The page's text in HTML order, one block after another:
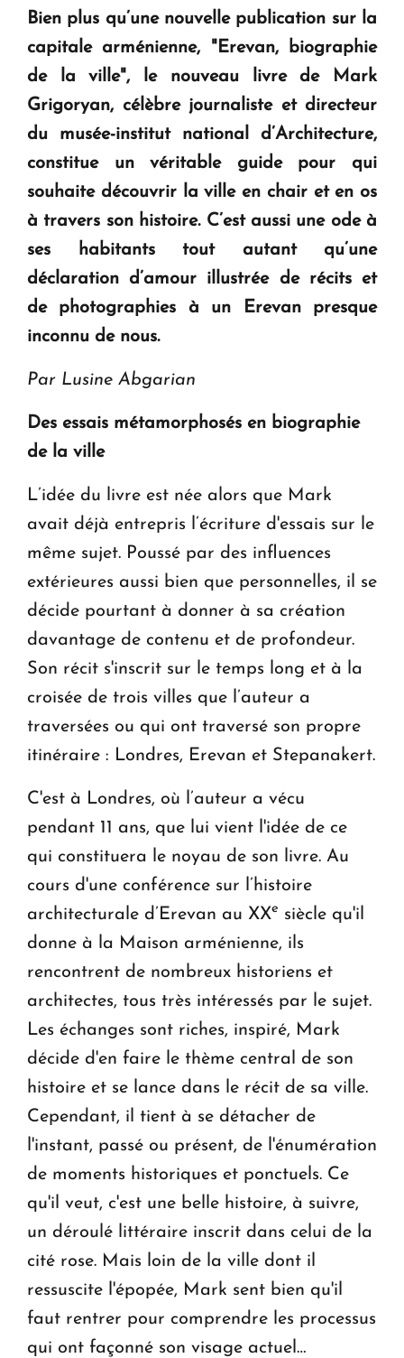
KASA : 30 ans d'audace, de résilience et d'avenir
en Arménie
Le premier hôtel Hyatt Regency d'Arménie
ouvrira ses portes à Dilijan
Bien plus qu’une nouvelle publication sur la
capitale arménienne, "Erevan, biographie
de la ville", le nouveau livre de Mark
Grigoryan, célèbre journaliste et directeur
du musée-institut national d’Architecture,
constitue un véritable guide pour qui
souhaite découvrir la ville en chair et en os
à travers son histoire. C’est aussi une ode à
ses habitants tout autant qu’une
déclaration d’amour illustrée de récits et
de photographies à un Erevan presque
inconnu de nous.
Par Lusine Abgarian
Des essais métamorphosés en biographie
de la ville
L’idée du livre est née alors que Mark
avait déjà entrepris l’écriture d'essais sur le
même sujet. Poussé par des influences
extérieures aussi bien que personnelles, il se
décide pourtant à donner à sa création
davantage de contenu et de profondeur.
Son récit s'inscrit sur le temps long et à la
croisée de trois villes que l’auteur a
traversées ou qui ont traversé son propre
itinéraire : Londres, Erevan et Stepanakert.
C'est à Londres, où l’auteur a vécu
pendant 11 ans, que lui vient l'idée de ce
qui constituera le noyau de son livre. Au
cours d'une conférence sur l’histoire
architecturale d’Erevan au XXe siècle qu'il
donne à la Maison arménienne, ils
rencontrent de nombreux historiens et
architectes, tous très intéressés par le sujet.
Les échanges sont riches, inspiré, Mark
décide d'en faire le thème central de son
histoire et se lance dans le récit de sa ville.
Cependant, il tient à se détacher de
l'instant, passé ou présent, de l'énumération
de moments historiques et ponctuels. Ce
qu'il veut, c'est une belle histoire, à suivre,
un déroulé littéraire inscrit dans celui de la
cité rose. Mais loin de la ville dont il
ressuscite l'épopée, Mark sent bien qu'il
faut rentrer pour comprendre les processus
qui ont façonné son visage actuel…